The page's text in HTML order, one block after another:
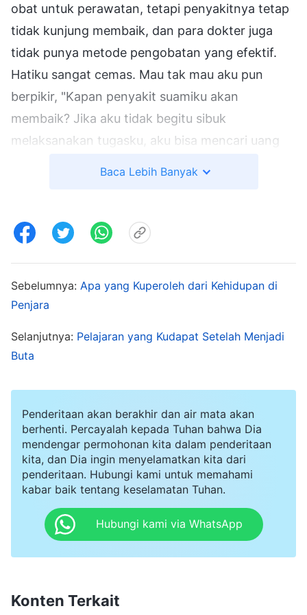
obat untuk perawatan, tetapi penyakitnya tetap
tidak kunjung membaik, dan para dokter juga
tidak punya metode pengobatan yang efektif.
Hatiku sangat cemas. Mau tak mau aku pun
berpikir, "Kapan penyakit suamiku akan
membaik? Jika aku tidak begitu sibuk
melaksanakan tugasku, aku bisa mencari uang
Mengapa Tuhan tidak melindungi keluargaku?
tangga ini di hadapanku, bagaimana aku bisa
mencurahkan hatiku sepenuhnya pada tugasku?"
Makin kupikirkan, aku makin sedih. Hatiku terasa
seperti terbakar karena dilanda kecemasan.
seharusnya mengeluh tentang Tuhan, tetapi aku
tidak bisa mengendalikan emosiku dan hidup di
tengah rasa sakit dan siksaan sepanjang hari.
Terutama, ketika aku melihat suami dari saudari
yang menjadi rekan kerjaku pandai sekali
mencari uang, dan dia hidup nyaman dan tidak
terkekang oleh uang, aku merasa ini tidak adil.
tugasku daripada dia, jadi mengapa keadaan
Baca Lebih Banyak
Sebelumnya: Apa yang Kuperoleh dari Kehidupan di
Penjara
Selanjutnya: Pelajaran yang Kudapat Setelah Menjadi
Buta
Penderitaan akan berakhir dan air mata akan
berhenti. Percayalah kepada Tuhan bahwa Dia
mendengar permohonan kita dalam penderitaan
kita, dan Dia ingin menyelamatkan kita dari
penderitaan. Hubungi kami untuk memahami
kabar baik tentang keselamatan Tuhan.
Hubungi kami via WhatsApp
Konten Terkait